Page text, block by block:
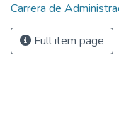
Carrera de
Full item page